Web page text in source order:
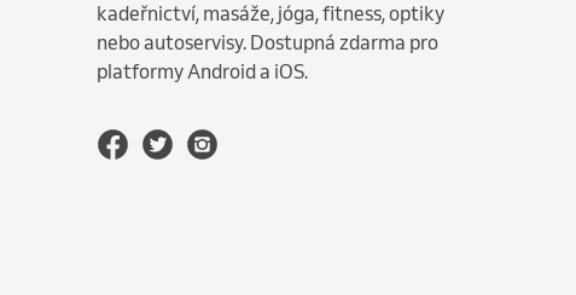
kadeřnictví, masáže, jóga, fitness, optiky
nebo autoservisy. Dostupná zdarma pro
platformy Android a iOS.